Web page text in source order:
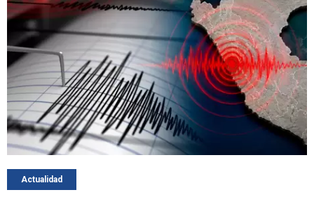
Actualidad